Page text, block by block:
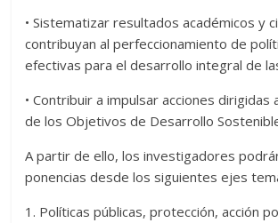
• Sistematizar resultados académicos y
contribuyan al perfeccionamiento de
efectivas para el desarrollo integral de
• Contribuir a impulsar acciones dirigidas
de los Objetivos de Desarrollo
A partir de ello, los investigadores
ponencias desde los siguientes ejes
1. Políticas públicas, protección, acción